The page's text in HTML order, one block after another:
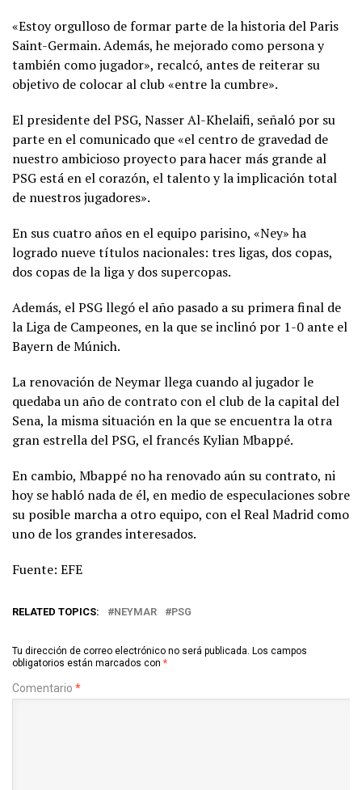
«Estoy orgulloso de formar parte de la historia del Paris
Saint-Germain. Además, he mejorado como persona y
también como jugador», recalcó, antes de reiterar su
objetivo de colocar al club «entre la cumbre».
El presidente del PSG, Nasser Al-Khelaifi, señaló por su
parte en el comunicado que «el centro de gravedad de
nuestro ambicioso proyecto para hacer más grande al
PSG está en el corazón, el talento y la implicación total
de nuestros jugadores».
En sus cuatro años en el equipo parisino, «Ney» ha
logrado nueve títulos nacionales: tres ligas, dos copas,
dos copas de la liga y dos supercopas.
Además, el PSG llegó el año pasado a su primera final de
la Liga de Campeones, en la que se inclinó por 1-0 ante el
Bayern de Múnich.
La renovación de Neymar llega cuando al jugador le
quedaba un año de contrato con el club de la capital del
Sena, la misma situación en la que se encuentra la otra
gran estrella del PSG, el francés Kylian Mbappé.
En cambio, Mbappé no ha renovado aún su contrato, ni
hoy se habló nada de él, en medio de especulaciones sobre
su posible marcha a otro equipo, con el Real Madrid como
uno de los grandes interesados.
Fuente: EFE
RELATED TOPICS: NEYMAR PSG
Tu dirección de correo electrónico no será publicada. Los campos
obligatorios están marcados con *
Comentario *